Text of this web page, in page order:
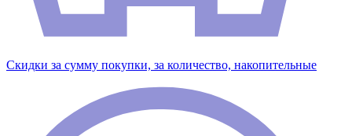
Скидки за сумму покупки, за количество, накопительные